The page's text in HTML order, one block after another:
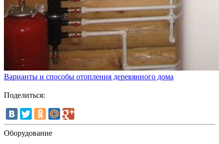
Варианты и способы отопления деревянного дома
Поделиться:
Оборудование